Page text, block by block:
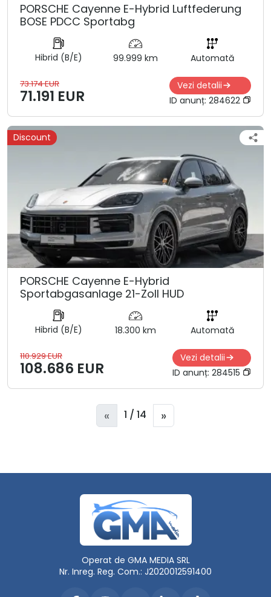
PORSCHE Cayenne E-Hybrid Luftfederung
BOSE PDCC Sportabg
Hibrid (B/E) 99.999 km Automată
73.174 EUR
71.191 EUR
Vezi detalii
ID anunț: 284622
Discount
PORSCHE Cayenne E-Hybrid
Sportabgasanlage 21-Zoll HUD
Hibrid (B/E) 18.300 km Automată
110.929 EUR
108.686 EUR
Vezi detalii
ID anunț: 284515
« 1 / 14 »
Operat de GMA MEDIA SRL
Nr. Inreg. Reg. Com.: J2020012591400